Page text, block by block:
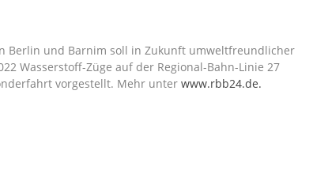
Berlin und Barnim soll in Zukunft umweltfreundlicher
Wasserstoff-Züge auf der Regional-Bahn-Linie 27
vorgestellt. Mehr unterwww.rbb24.de.